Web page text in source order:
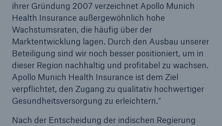
ihrer Gründung 2007 verzeichnet Apollo Munich
Health Insurance außergewöhnlich hohe
Wachstumsraten, die häufig über der
Marktentwicklung lagen. Durch den Ausbau unserer
Beteiligung sind wir noch besser positioniert, um in
dieser Region nachhaltig und profitabel zu wachsen.
Apollo Munich Health Insurance ist dem Ziel
verpflichtet, den Zugang zu qualitativ hochwertiger
Gesundheitsversorgung zu erleichtern.“
Nach der Entscheidung der indischen Regierung
Lösungen
Sachdeckung durch einen leistungsfähigen
Rückversicherungspartner